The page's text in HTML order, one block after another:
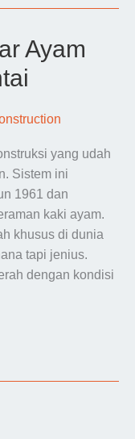
Ayam
yang udah
Sistem ini
1961 dan
kaki ayam.
khusus di dunia
tapi jenius.
dengan kondisi